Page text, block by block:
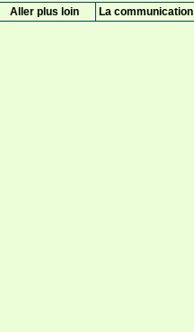
Aller plus loin La communication